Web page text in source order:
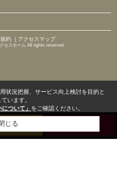
約｜ アクセスマップ
セスホーム All rights reserved.
来店予約
状況把握、サービス向上検討を目的と
います。
ついて」 をご確認ください。
じる